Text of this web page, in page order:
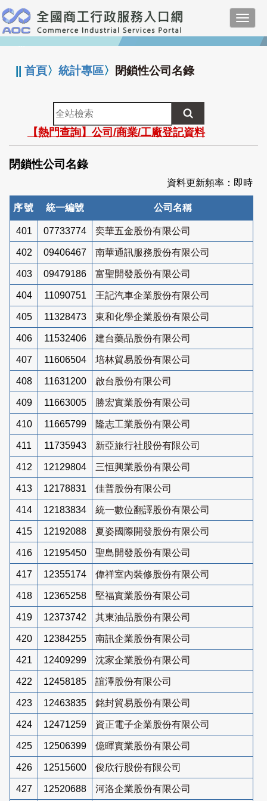
跳
到
主
要
:::
||首頁〉統計專區〉 閉鎖性公司名錄
全
站
檢
索
【熱門查詢】公司/商業/工廠登記資料
閉鎖性公司名錄
資料更新頻率：即時
序號 統一編號 公司名稱
401 07733774 奕華五金股份有限公司
402 09406467 南華通訊服務股份有限公司
403 09479186 富聖開發股份有限公司
404 11090751 王記汽車企業股份有限公司
405 11328473 東和化學企業股份有限公司
406 11532406 建台藥品股份有限公司
407 11606504 培林貿易股份有限公司
408 11631200 啟台股份有限公司
409 11663005 勝宏實業股份有限公司
410 11665799 隆志工業股份有限公司
411 11735943 新亞旅行社股份有限公司
412 12129804 三恒興業股份有限公司
413 12178831 佳普股份有限公司
414 12183834 統一數位翻譯股份有限公司
415 12192088 夏姿國際開發股份有限公司
416 12195450 聖島開發股份有限公司
417 12355174 偉祥室內裝修股份有限公司
418 12365258 堅福實業股份有限公司
419 12373742 其東油品股份有限公司
420 12384255 南訊企業股份有限公司
421 12409299 沈家企業股份有限公司
422 12458185 誼澤股份有限公司
423 12463835 銘封貿易股份有限公司
424 12471259 資正電子企業股份有限公司
425 12506399 億暉實業股份有限公司
426 12515600 俊欣行股份有限公司
427 12520688 河洛企業股份有限公司